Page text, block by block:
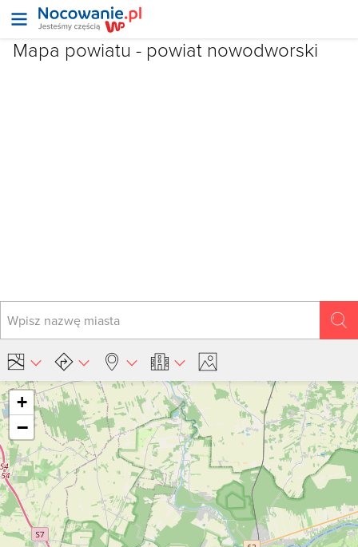
Mapa powiatu - powiat nowodworski
+
−